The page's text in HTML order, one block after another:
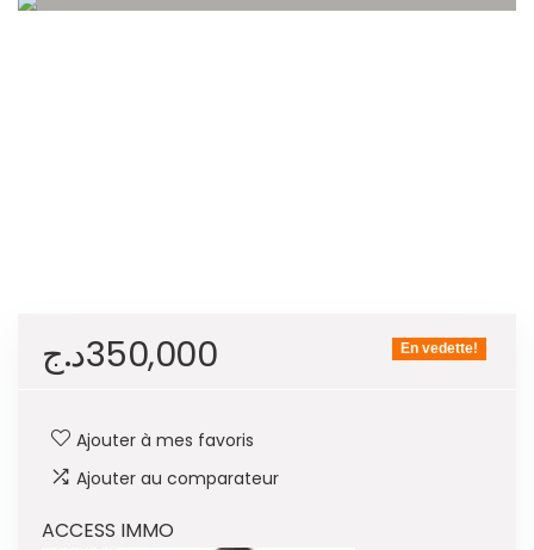
En vedette!
350,000د.ج
Ajouter à mes favoris
Ajouter au comparateur
ACCESS IMMO